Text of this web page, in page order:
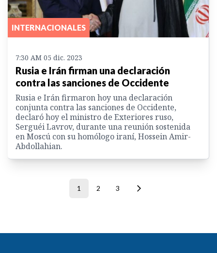
INTERNACIONALES
7:30 AM 05 dic. 2023
Rusia e Irán firman una declaración
contra las sanciones de Occidente
Rusia e Irán firmaron hoy una declaración
conjunta contra las sanciones de Occidente,
declaró hoy el ministro de Exteriores ruso,
Serguéi Lavrov, durante una reunión sostenida
en Moscú con su homólogo iraní, Hossein Amir-
Abdollahian.
1 2 3